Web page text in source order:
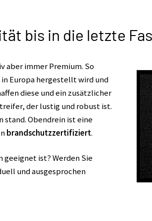
bis in die letzte
aber immer Premium. So
Europa hergestellt wird und
diese und ein zusätzlicher
der lustig und robust ist.
stand. Obendrein ist eine
brandschutzzertifiziert.
ist? Werden Sie
und ausgesprochen